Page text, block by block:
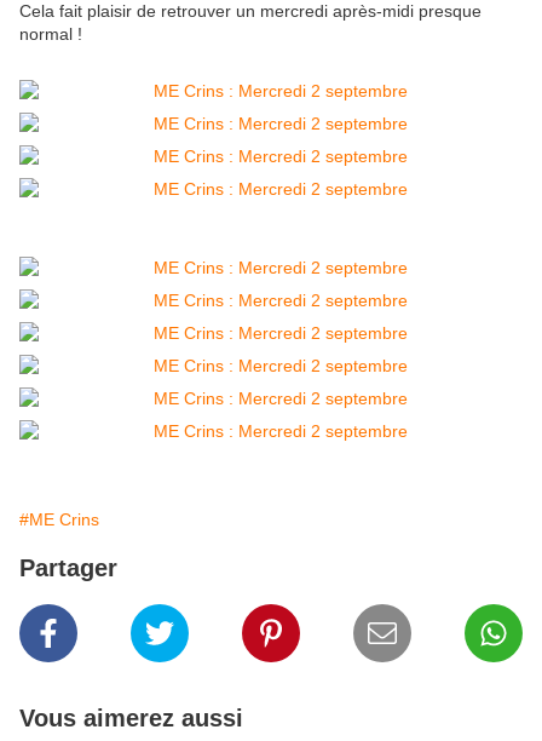
Cela fait plaisir de retrouver un mercredi après-midi presque
normal !
#ME Crins
Partager
Vous aimerez aussi